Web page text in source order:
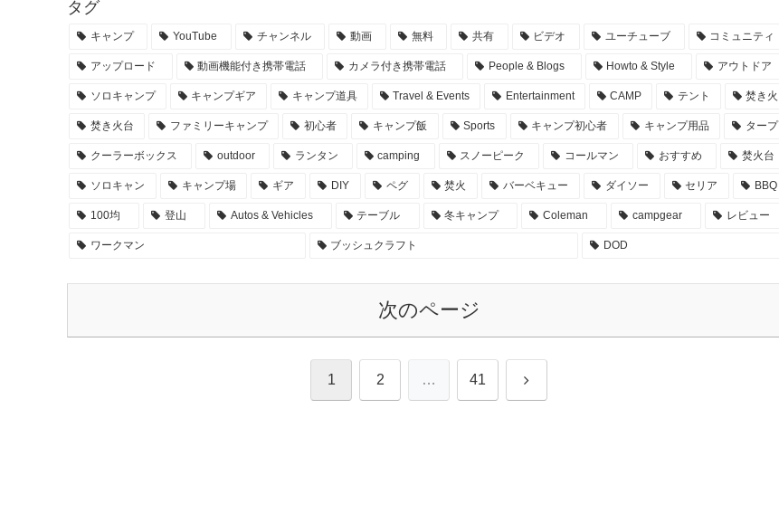
タグ
キャンプ YouTube チャンネル 動画 無料 共有 ビデオ ユーチューブ コミュニティ
アップロード 動画機能付き携帯電話 カメラ付き携帯電話 People & Blogs Howto & Style アウトドア
ソロキャンプ キャンプギア キャンプ道具 Travel & Events Entertainment CAMP テント 焚き火
焚き火台 ファミリーキャンプ 初心者 キャンプ飯 Sports キャンプ初心者 キャンプ用品 タープ
クーラーボックス outdoor ランタン camping スノーピーク コールマン おすすめ 焚火台
ソロキャン キャンプ場 ギア DIY ペグ 焚火 バーベキュー ダイソー セリア BBQ
100均 登山 Autos & Vehicles テーブル 冬キャンプ Coleman campgear レビュー
ワークマン ブッシュクラフト DOD
次のページ
1 2 … 41 次